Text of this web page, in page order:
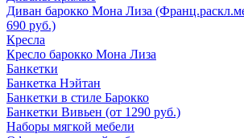
Диван барокко Мона Лиза
690 руб.)
Кресла
Кресло барокко Мона Лиза
Банкетки
Банкетка Нэйтан
Банкетки в стиле Барокко
Банкетки Вивьен (от 1290 руб.)
Наборы мягкой мебели